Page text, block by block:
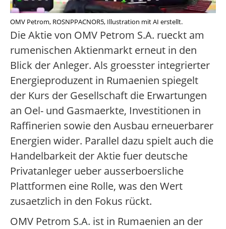
OMV Petrom, ROSNPPACNOR5, Illustration mit AI erstellt.
Die Aktie von OMV Petrom S.A. rueckt am
rumenischen Aktienmarkt erneut in den
Blick der Anleger. Als groesster integrierter
Energieproduzent in Rumaenien spiegelt
der Kurs der Gesellschaft die Erwartungen
an Oel- und Gasmaerkte, Investitionen in
Raffinerien sowie den Ausbau erneuerbarer
Energien wider. Parallel dazu spielt auch die
Handelbarkeit der Aktie fuer deutsche
Privatanleger ueber ausserboersliche
Plattformen eine Rolle, was den Wert
zusaetzlich in den Fokus rückt.
OMV Petrom S.A. ist in Rumaenien an der